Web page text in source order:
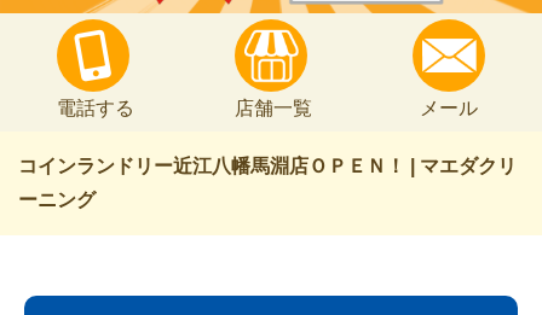
電話する 店舗一覧 メール
コインランドリー近江八幡馬淵店ＯＰＥＮ！ | マエダクリ
ーニング